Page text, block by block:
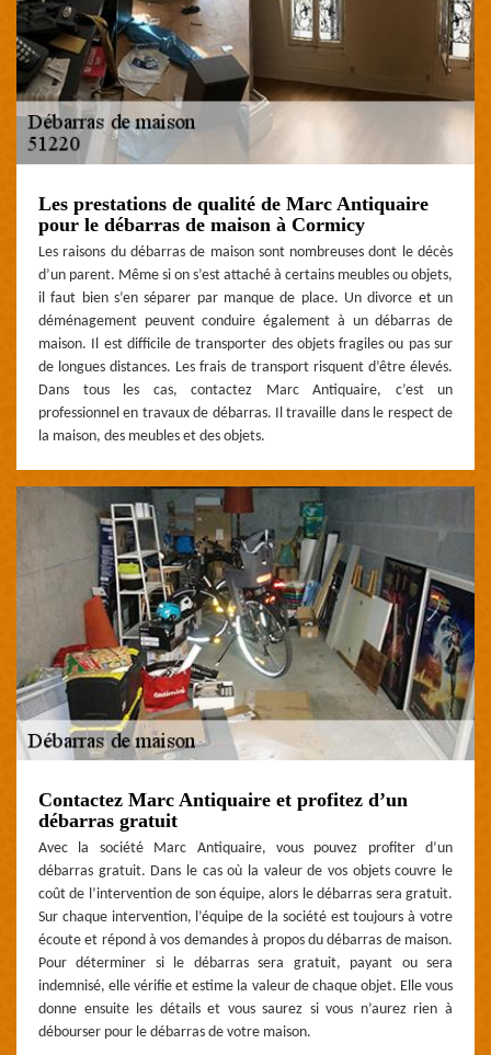
Les prestations de qualité de Marc Antiquaire
pour le débarras de maison à Cormicy
Les raisons du débarras de maison sont nombreuses dont le décès
d’un parent. Même si on s’est attaché à certains meubles ou objets,
il faut bien s’en séparer par manque de place. Un divorce et un
déménagement peuvent conduire également à un débarras de
maison. Il est difficile de transporter des objets fragiles ou pas sur
de longues distances. Les frais de transport risquent d’être élevés.
Dans tous les cas, contactez Marc Antiquaire, c’est un
professionnel en travaux de débarras. Il travaille dans le respect de
la maison, des meubles et des objets.
Contactez Marc Antiquaire et profitez d’un
débarras gratuit
Avec la société Marc Antiquaire, vous pouvez profiter d’un
débarras gratuit. Dans le cas où la valeur de vos objets couvre le
coût de l’intervention de son équipe, alors le débarras sera gratuit.
Sur chaque intervention, l’équipe de la société est toujours à votre
écoute et répond à vos demandes à propos du débarras de maison.
Pour déterminer si le débarras sera gratuit, payant ou sera
indemnisé, elle vérifie et estime la valeur de chaque objet. Elle vous
donne ensuite les détails et vous saurez si vous n’aurez rien à
débourser pour le débarras de votre maison.